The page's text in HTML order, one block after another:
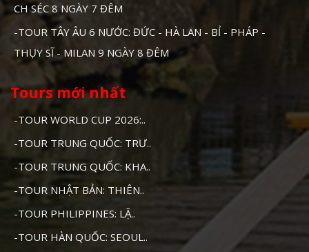
CH SÉC 8 NGÀY 7 ĐÊM
-TOUR TÂY ÂU 6 NƯỚC: ĐỨC - HÀ LAN - BỈ - PHÁP -
THỤY SĨ - MILAN 9 NGÀY 8 ĐÊM
Tours mới nhất
-TOUR WORLD CUP 2026:..
-TOUR TRUNG QUỐC: TRƯ..
-TOUR TRUNG QUỐC: KHA..
-TOUR NHẬT BẢN: THIÊN..
-TOUR PHILIPPINES: LẶ..
-TOUR HÀN QUỐC: SEOUL..